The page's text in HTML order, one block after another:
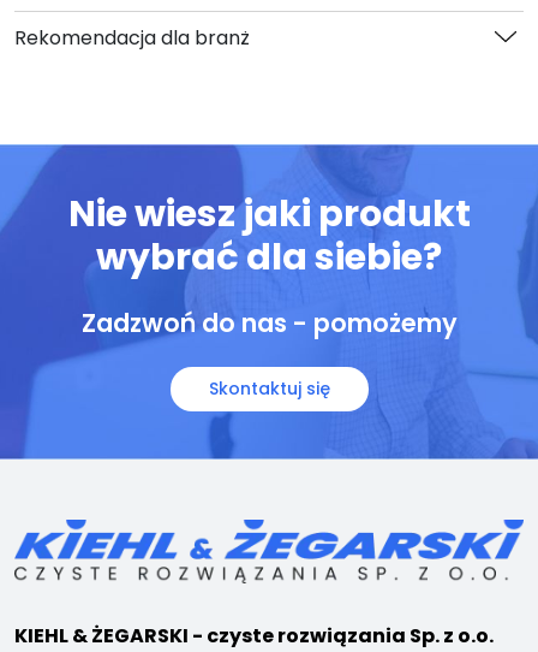
Rekomendacja dla branż
Nie wiesz jaki produkt
wybrać dla siebie?
Zadzwoń do nas - pomożemy
Skontaktuj się
KIEHL & ŻEGARSKI - czyste rozwiązania Sp. z o.o.